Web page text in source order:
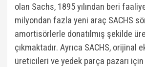
olan Sachs, 1895 yılından beri
milyondan fazla yeni araç SACHS
amortisörlerle donatılmış şekilde
çıkmaktadır. Ayrıca SACHS, orijinal
üreticileri ve yedek parça pazarı